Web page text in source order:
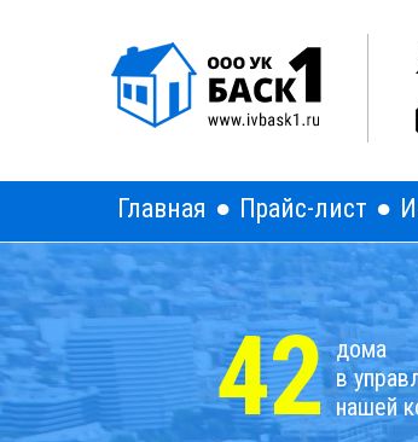
Главная Прайс-лист
42 дома
в
нашей